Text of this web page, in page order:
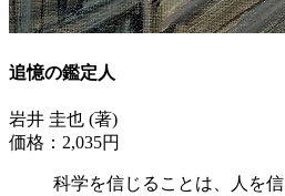
追憶の鑑定人
岩井 圭也 (著)
価格：2,035円
科学を信じることは、人を